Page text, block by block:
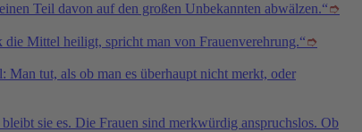
Teil davon auf den großen Unbekannten abwälzen.“➮
Mittel heiligt, spricht man von Frauenverehrung.“➮
tut, als ob man es überhaupt nicht merkt, oder
sie es. Die Frauen sind merkwürdig anspruchslos. Ob